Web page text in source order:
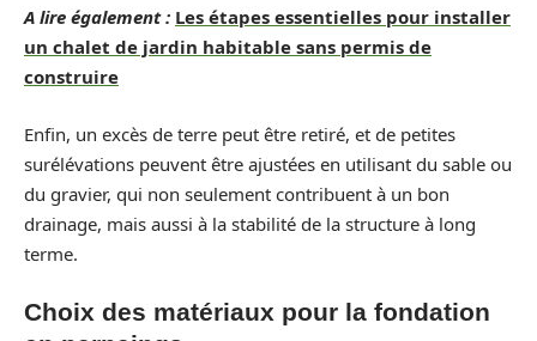
A lire également : Les étapes essentielles pour installer
un chalet de jardin habitable sans permis de
construire
Enfin, un excès de terre peut être retiré, et de petites
surélévations peuvent être ajustées en utilisant du sable ou
du gravier, qui non seulement contribuent à un bon
drainage, mais aussi à la stabilité de la structure à long
terme.
Choix des matériaux pour la fondation